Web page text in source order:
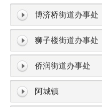
博济桥街道办事处
狮子楼街道办事处
侨润街道办事处
阿城镇